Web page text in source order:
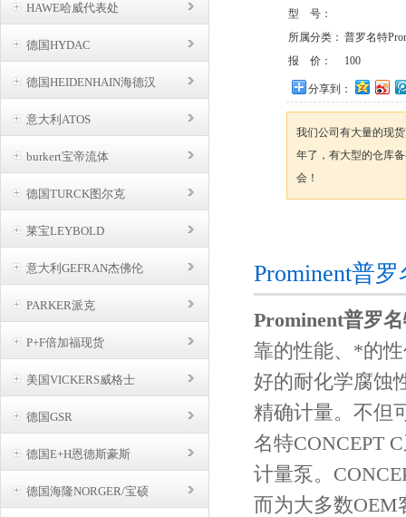
HAWE哈威代表处
德国HYDAC
德国HEIDENHAIN海德汉
意大利ATOS
burkert宝帝流体
德国TURCK图尔克
莱宝LEYBOLD
意大利GEFRAN杰佛伦
PARKER派克
P+F倍加福现货
美国VICKERS威格士
德国GSR
德国E+H恩德斯豪斯
德国海隆NORGER/宝硕
型 号：
所属分类： 普罗名特
报 价：
100
分享到：
我们公司有大量的现
年了，有大型的仓库
会！
Prominent普
Prominent普罗
靠的性能、*的
好的耐化学腐蚀
精确计量。不但
名特CONCEPT
计量泵。
而为大多数OEM